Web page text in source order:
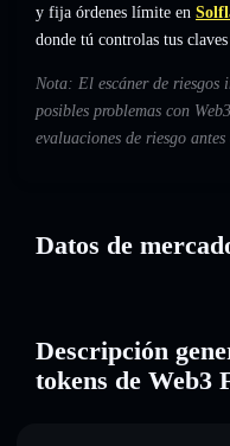
y fija órdenes límite en
donde tú controlas tus
Nota: El escáner de riesgos
posibles problemas con
evaluaciones de riesgo antes
Datos de
Descripción
tokens de Web3